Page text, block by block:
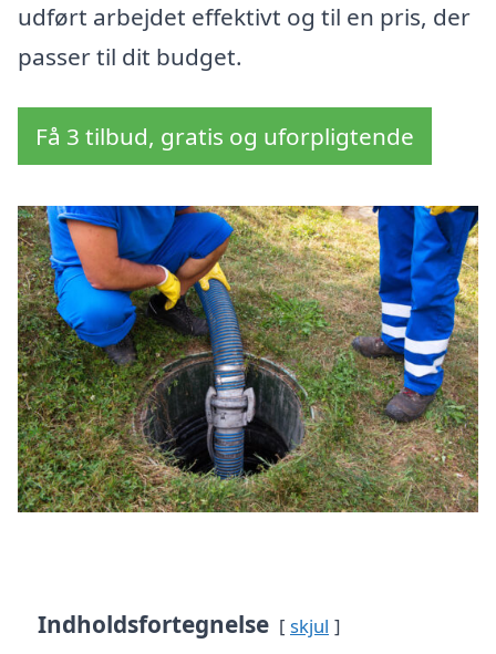
udført arbejdet effektivt og til en pris, der
passer til dit budget.
Få 3 tilbud, gratis og uforpligtende
Indholdsfortegnelse skjul